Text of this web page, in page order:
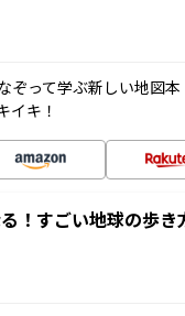
ぞって学ぶ新しい地図
イキ！
！すごい地球の歩き